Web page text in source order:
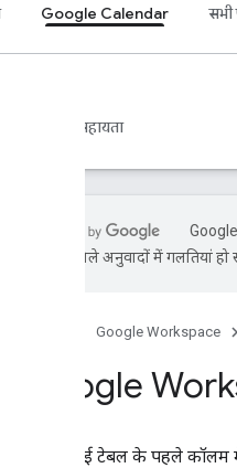
Google Calendar सभी
सहायता
एआई से मिले अनुवादों में गलतियां हो
Google Workspace
Google
यहां दी गई टेबल के पहले कॉलम